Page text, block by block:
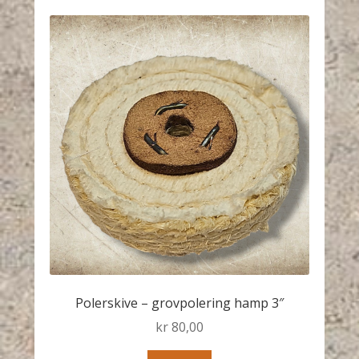
Polerskive – grovpolering hamp 3″
kr80,00